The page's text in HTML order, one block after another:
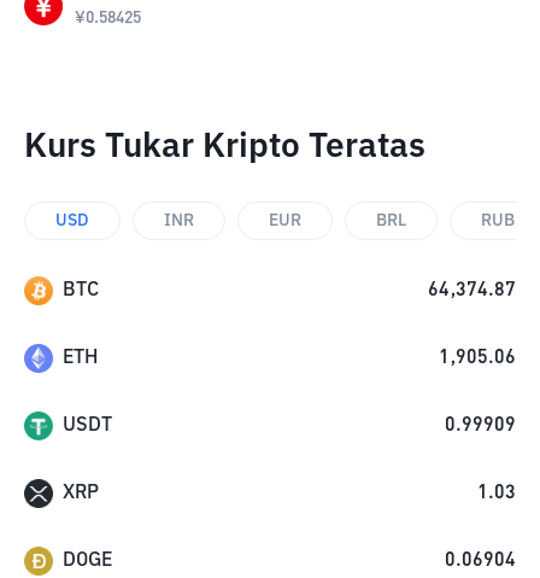
¥0.58425
Kurs Tukar Kripto Teratas
USD INR EUR BRL RUB
BTC 64,374.87
ETH 1,905.06
USDT 0.99909
XRP 1.03
DOGE 0.06904